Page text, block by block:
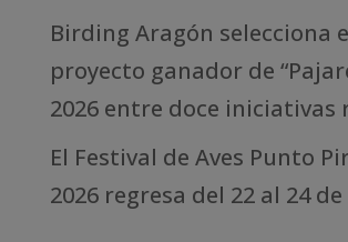
Birding Aragón selecciona
proyecto ganador de
2026 entre doce iniciativas
El Festival de Aves Punto
2026 regresa del 22 al 24